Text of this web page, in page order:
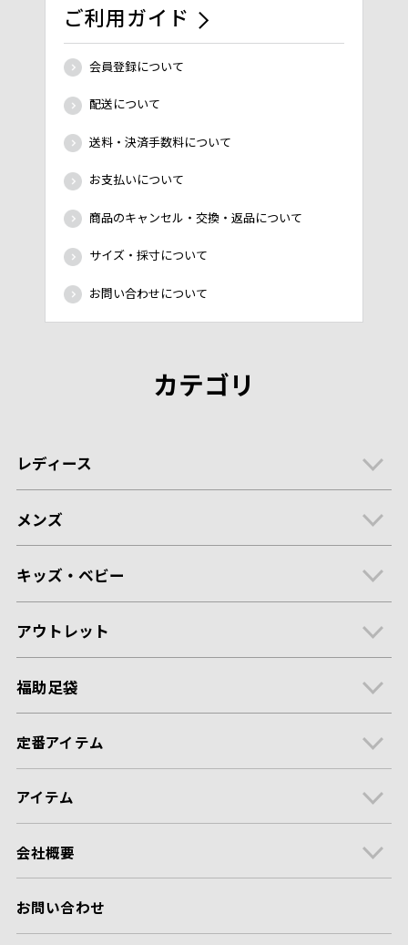
ご利用ガイド
会員登録について
配送について
送料・決済手数料について
お支払いについて
商品のキャンセル・交換・返品について
サイズ・採寸について
お問い合わせについて
カテゴリ
レディース
メンズ
キッズ・ベビー
アウトレット
福助足袋
定番アイテム
アイテム
会社概要
お問い合わせ